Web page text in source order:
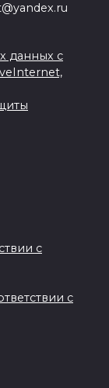
данных с
с
с